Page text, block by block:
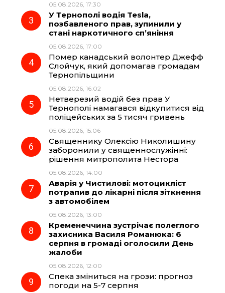
k
a
m p
05.08.2026, 17:30
У Тернополі водія Tesla,
позбавленого прав, зупинили у
стані наркотичного сп’яніння
05.08.2026, 17:00
Помер канадський волонтер Джефф
Слойчук, який допомагав громадам
Тернопільщини
05.08.2026, 16:02
Нетверезий водій без прав У
Тернополі намагався відкупитися від
поліцейських за 5 тисяч гривень
05.08.2026, 15:06
Священнику Олексію Николишину
заборонили у священнослужінні:
рішення митрополита Нестора
05.08.2026, 14:00
Аварія у Чистилові: мотоцикліст
потрапив до лікарні після зіткнення
з автомобілем
05.08.2026, 13:00
Кременеччина зустрічає полеглого
захисника Василя Романюка: 6
серпня в громаді оголосили День
жалоби
05.08.2026, 12:00
Спека зміниться на грози: прогноз
погоди на 5-7 серпня